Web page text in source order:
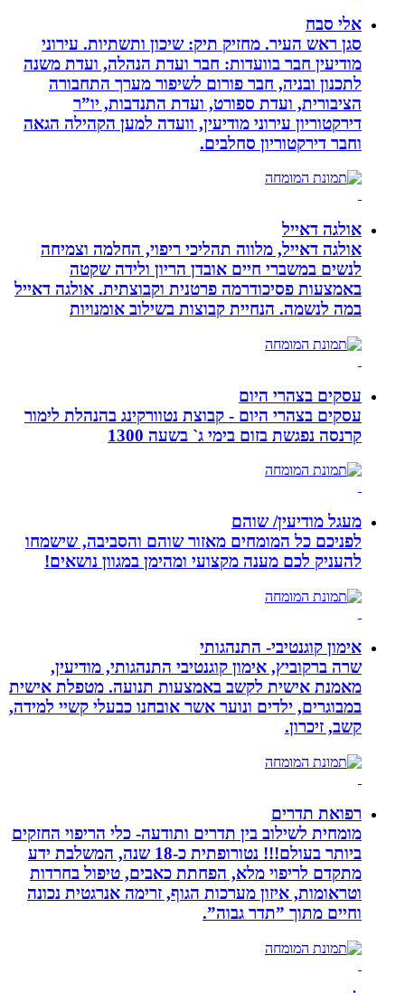
אלי סבח
סגן ראש העיר. מחזיק תיק: שיכון ותשתיות. עירוני
מודיעין חבר בוועדות: חבר ועדת הנהלה, ועדת משנה
לתכנון ובניה, חבר פורום לשיפור מערך התחבורה
הציבורית, ועדת ספורט, ועדת התנדבות, יו”ר
דירקטוריון עירוני מודיעין, וועדה למען הקהילה הגאה
וחבר דירקטוריון סחלבים.
אולגה דאייל
אולגה דאייל, מלווה תהליכי ריפוי, החלמה וצמיחה
לנשים במשברי חיים אובדן הריון ולידה שקטה
באמצעות פסיכודרמה פרטנית וקבוצתית. אולגה דאייל
במה לנשמה. ‏הנחיית קבוצות בשילוב אומנויות‏
עסקים בצהרי היום
עסקים בצהרי היום - קבוצת נטוורקינג בהנהלת לימור
קרנסה נפגשת בזום בימי ג` בשעה 1300
מעגל מודיעין/ שוהם
לפניכם כל המומחים מאזור שוהם והסביבה, שישמחו
להעניק לכם מענה מקצועי ומהימן במגוון נושאים!
אימון קוגנטיבי- התנהגותי
שרה ברקוביץ, אימון קוגנטיבי התנהגותי, מודיעין,
מאמנת אישית לקשב באמצעות תנועה. מטפלת אישית
במבוגרים, ילדים ונוער אשר אובחנו כבעלי קשיי למידה,
קשב, זיכרון.
רפואת תדרים
מומחית לשילוב בין תדרים ותודעה- כלי הריפוי החזקים
ביותר בעולם!!! נטורופתית כ-18 שנה, המשלבת ידע
מתקדם לריפוי מלא, הפחתת כאבים, טיפול בחרדות
וטראומות, איזון מערכות הגוף, זרימה אנרגטית נכונה
וחיים מתוך ”תדר גבוה”.